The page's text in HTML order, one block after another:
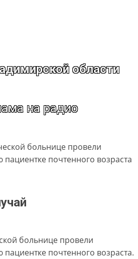
области
на радио
больнице провели
почтенного возраста.